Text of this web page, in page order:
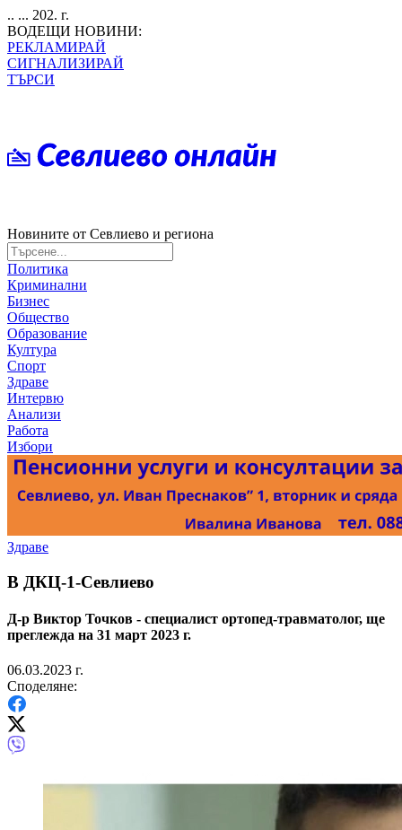
.. ... 202. г.
ВОДЕЩИ НОВИНИ:
РЕКЛАМИРАЙ
СИГНАЛИЗИРАЙ
ТЪРСИ
Новините от Севлиево и региона
Политика
Криминални
Бизнес
Общество
Образование
Култура
Спорт
Здраве
Интервю
Анализи
Работа
Избори
Здраве
В ДКЦ-1-Севлиево
Д-р Виктор Точков - специалист ортопед-травматолог, ще
преглежда на 31 март 2023 г.
06.03.2023 г.
Споделяне: